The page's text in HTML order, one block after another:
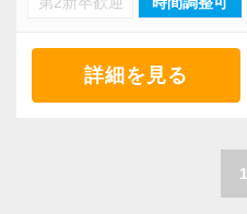
・主体的に業務を進めら
・顧客対応や提案業務
・資産税など専門性を
＜まずはカジュアル面談
・資産税や相続など専
・経験値が自然と積み
・年間休日125日以上
詳細を見る
1